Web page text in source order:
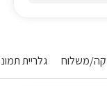
משלוח גלריית